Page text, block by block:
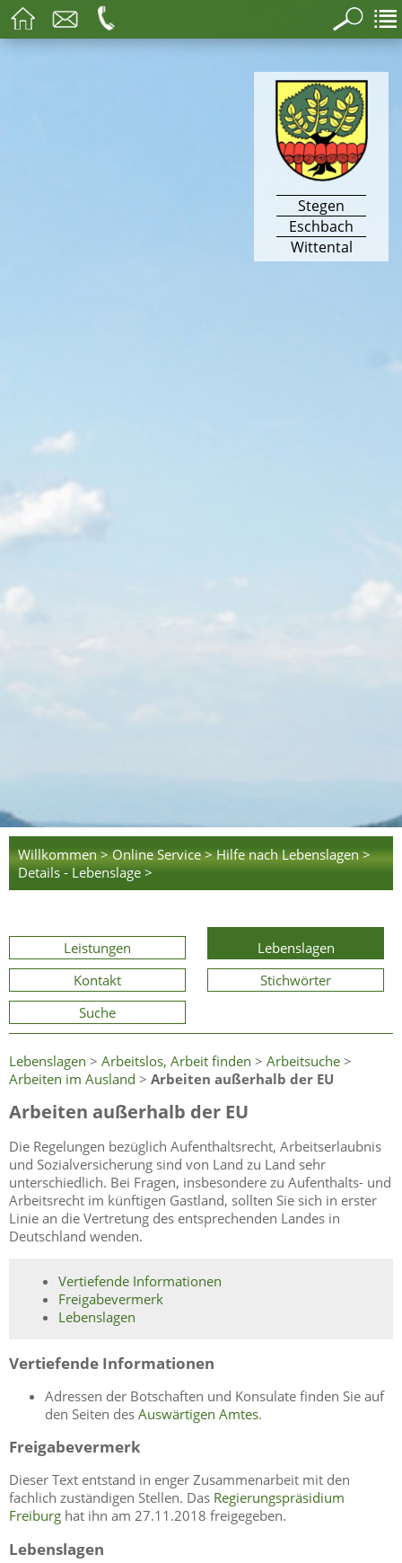
Stegen
Eschbach
Wittental
Willkommen > Online Service > Hilfe nach Lebenslagen >
Details - Lebenslage >
Leistungen
Lebenslagen
Kontakt
Stichwörter
Suche
Lebenslagen > Arbeitslos, Arbeit finden > Arbeitsuche >
Arbeiten im Ausland > Arbeiten außerhalb der EU
Arbeiten außerhalb der EU
Die Regelungen bezüglich Aufenthaltsrecht, Arbeitserlaubnis
und Sozialversicherung sind von Land zu Land sehr
unterschiedlich. Bei Fragen, insbesondere zu Aufenthalts- und
Arbeitsrecht im künftigen Gastland, sollten Sie sich in erster
Linie an die Vertretung des entsprechenden Landes in
Deutschland wenden.
Vertiefende Informationen
Freigabevermerk
Lebenslagen
Vertiefende Informationen
Adressen der Botschaften und Konsulate finden Sie auf
den Seiten des Auswärtigen Amtes.
Freigabevermerk
Dieser Text entstand in enger Zusammenarbeit mit den
fachlich zuständigen Stellen. Das Regierungspräsidium
Freiburg hat ihn am 27.11.2018 freigegeben.
Lebenslagen